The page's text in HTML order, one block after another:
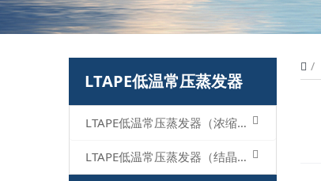
LTAPE低温常压蒸发器
LTAPE低温常压蒸发器（浓缩型）
LTAPE低温常压蒸发器（结晶型）